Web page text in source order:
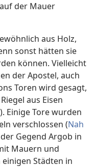
der Mauer
aus Holz,
sonst hätten sie
können. Vielleicht
der Apostel, auch
Toren wird gesagt,
aus Eisen
). Einige Tore wurden
verschlossen (Nah
Gegend Argob in
Mauern und
einigen Städten in